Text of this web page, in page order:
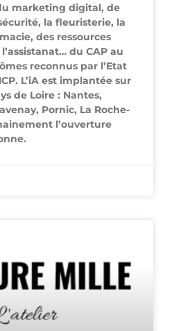
marketing digital, de
la fleuristerie, la
des ressources
du CAP au
reconnus par l’Etat
L’iA est implantée sur
de Loire : Nantes,
Pornic, La Roche-
l’ouverture